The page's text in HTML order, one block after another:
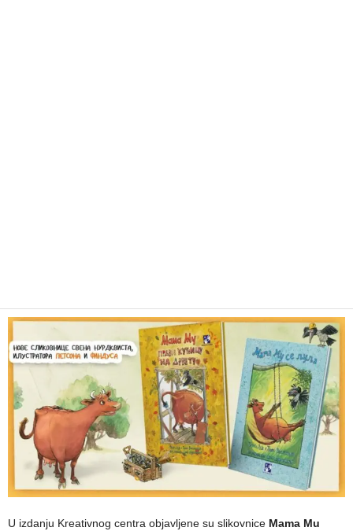
U izdanju Kreativnog centra objavljene su slikovnice Mama Mu